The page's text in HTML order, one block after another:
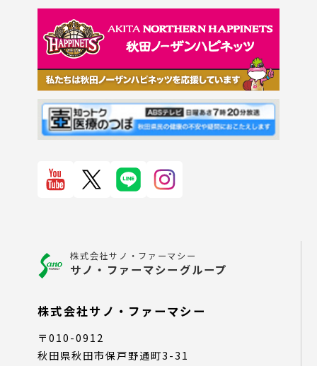
株式会社サノ・ファーマシー
サノ・ファーマシーグループ
株式会社サノ・ファーマシー
〒010-0912
秋田県秋田市保戸野通町3-31